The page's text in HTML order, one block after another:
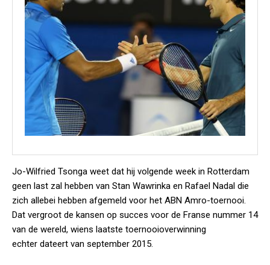
Jo-Wilfried Tsonga weet dat hij volgende week in Rotterdam
geen last zal hebben van Stan Wawrinka en Rafael Nadal die
zich allebei hebben afgemeld voor het ABN Amro-toernooi.
Dat vergroot de kansen op succes voor de Franse nummer 14
van de wereld, wiens laatste toernooioverwinning
echter dateert van september 2015.